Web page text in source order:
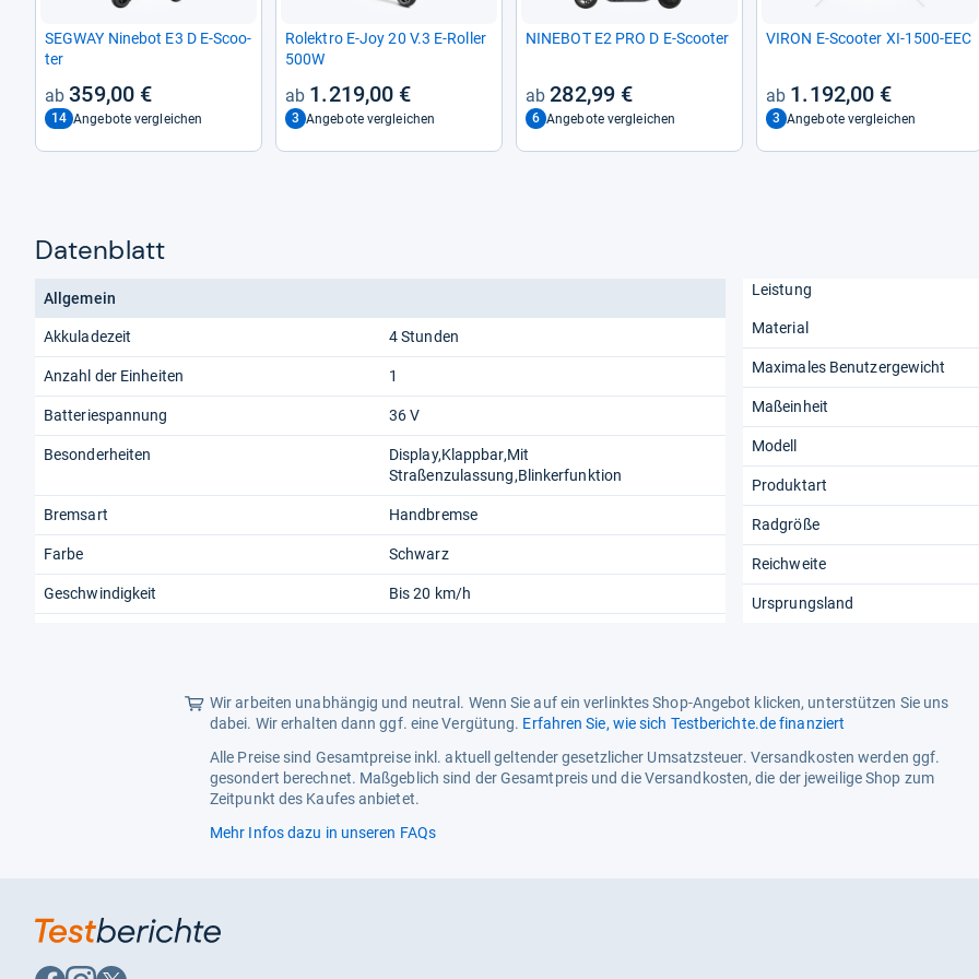
SEG­WAY Nine­bot E3 D E-​Scoo­
ter
359,00 €
14 Angebote vergleichen
Rolek­tro E-​Joy 20 V.3 E-​Rol­ler
500W
1.219,00 €
3 Angebote vergleichen
NINE­BOT E2 PRO D E-​Scoo­ter
282,99 €
6 Angebote vergleichen
VIRON E-​Scoo­ter XI-​1500-​EEC
1.192,00 €
3 Angebote vergleichen
Datenblatt
Allgemein
Akkuladezeit 4 Stunden
Anzahl der Einheiten 1
Batteriespannung 36 V
Besonderheiten
Display,Klappbar,Mit
Straßenzulassung,Blinkerfunktion
Bremsart Handbremse
Farbe Schwarz
Geschwindigkeit Bis 20 km/h
Leistung
Material
Maximales Benutzergewicht
Maßeinheit
Modell
Produktart
Radgröße
Reichweite
Ursprungsland
Wir arbeiten unabhängig und neutral. Wenn Sie auf ein verlinktes Shop-Angebot klicken, unterstützen Sie uns
dabei. Wir erhalten dann ggf. eine Vergütung. Erfahren Sie, wie sich Testberichte.de finanziert
Alle Preise sind Gesamtpreise inkl. aktuell geltender gesetzlicher Umsatzsteuer. Versandkosten werden ggf.
gesondert berechnet. Maßgeblich sind der Gesamtpreis und die Versandkosten, die der jeweilige Shop zum
Zeitpunkt des Kaufes anbietet.
Mehr Infos dazu in unseren FAQs
Auf Auf Auf